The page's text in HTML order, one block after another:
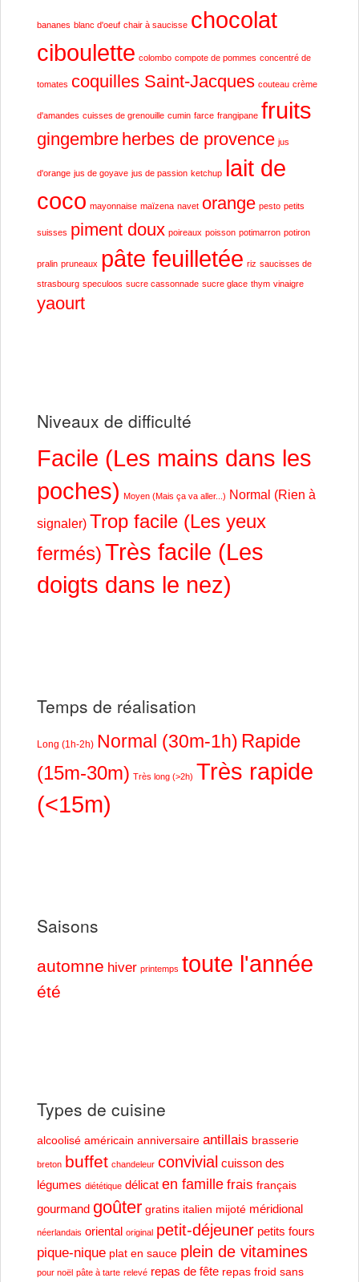
bananes blanc d'oeuf chair à saucisse chocolat
ciboulette colombo compote de pommes concentré de
tomates coquilles Saint-Jacques couteau crème
d'amandes cuisses de grenouille cumin farce frangipane fruits
gingembre herbes de provence jus
d'orange jus de goyave jus de passion ketchup lait de
coco mayonnaise maïzena navet orange pesto petits
suisses piment doux poireaux poisson potimarron potiron
pralin pruneaux pâte feuilletée riz saucisses de
strasbourg speculoos sucre cassonnade sucre glace thym vinaigre
yaourt
Niveaux de difficulté
Facile (Les mains dans les
poches) Moyen (Mais ça va aller...) Normal (Rien à
signaler) Trop facile (Les yeux
fermés)Très facile (Les
doigts dans le nez)
Temps de réalisation
Long (1h-2h) Normal (30m-1h) Rapide
(15m-30m) Très long (>2h) Très rapide
(<15m)
Saisons
automne hiver printemps toute l'année
été
Types de cuisine
alcoolisé américain anniversaire antillais brasserie
breton buffet chandeleur convivial cuisson des
légumes diététique délicat en famille frais français
gourmand goûter gratins italien mijoté méridional
néerlandais oriental original petit-déjeuner petits fours
pique-nique plat en sauce plein de vitamines
pour noël pâte à tarte relevé repas de fête repas froid sans